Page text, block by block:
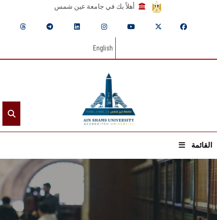
أهلاً بك في جامعة عين شمس
English
القائمة
الرئيسيـة
عن الجامعة